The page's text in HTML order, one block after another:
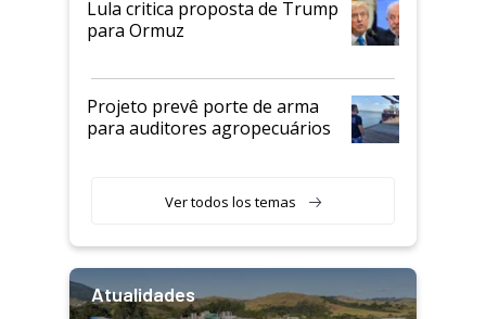
Lula critica proposta de Trump
para Ormuz
Projeto prevê porte de arma
para auditores agropecuários
Ver todos los temas
Atualidades